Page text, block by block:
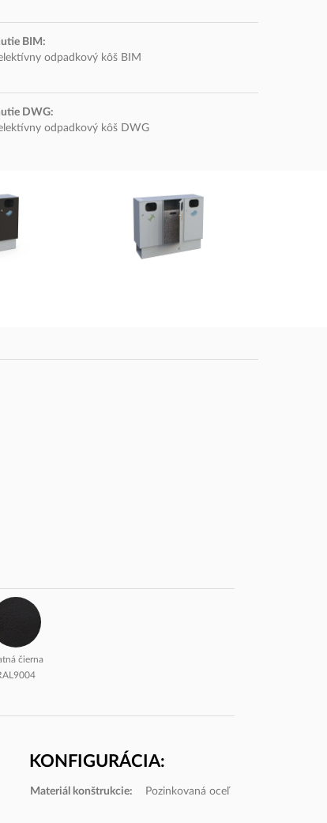
BIM:
odpadkový kôš BIM
DWG:
odpadkový kôš DWG
čierna
KONFIGURÁCIA:
Materiál konštrukcie: Pozinkovaná oceľ